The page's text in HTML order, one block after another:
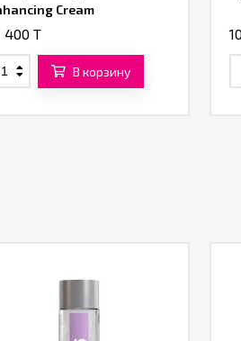
Cream
400 T
В корзину